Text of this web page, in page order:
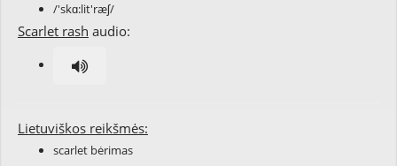
/'skɑ:lit'ræʃ/
Scarlet rash audio:
Lietuviškos reikšmės:
scarlet bėrimas